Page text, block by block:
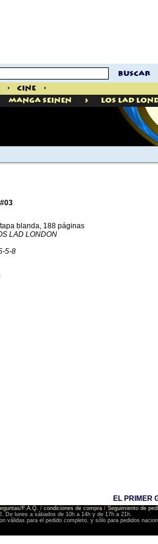
buscar
> Cine
>
Manga Seinen > Los Lad
blanda, 188 páginas
LAD LONDON
5-8
EL PRIMER
F.A.Q. / condiciones de compra / Seguimiento de
De lunes a sábados de 10h a 14h y de 17h a 21h.
válidas para el pedido completo, y sólo para pedidos